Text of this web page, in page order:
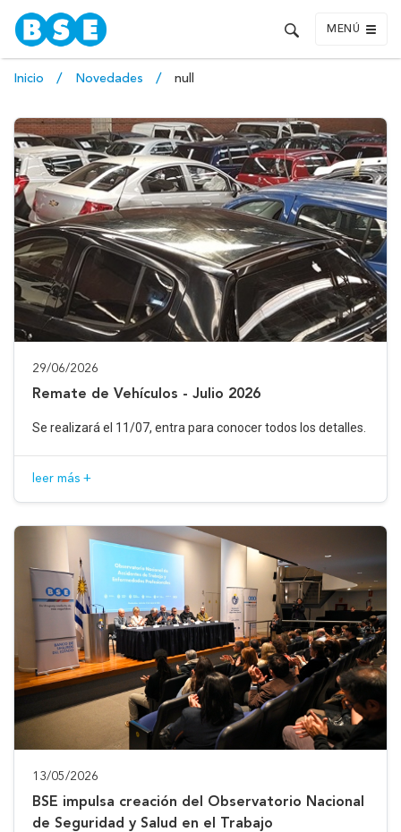
MENÚ
Inicio Novedades null
29/06/2026
Remate de Vehículos - Julio 2026
Se realizará el 11/07, entra para conocer todos los detalles.
leer más +
13/05/2026
BSE impulsa creación del Observatorio Nacional
de Seguridad y Salud en el Trabajo